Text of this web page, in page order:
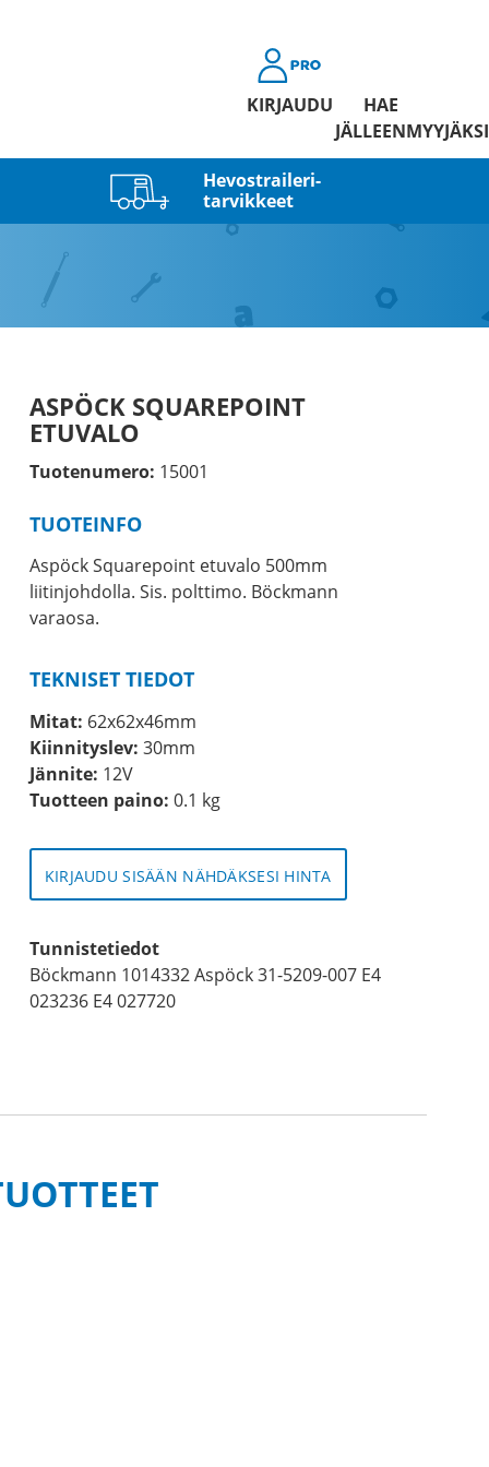
KIRJAUDU
HAE
JÄLLEENMYYJÄKSI
Hevostraileri­
tarvikkeet
ASPÖCK SQUAREPOINT
ETUVALO
Tuotenumero: 15001
TUOTEINFO
Aspöck Squarepoint etuvalo 500mm
liitinjohdolla. Sis. polttimo. Böckmann
varaosa.
TEKNISET TIEDOT
Mitat: 62x62x46mm
Kiinnityslev: 30mm
Jännite: 12V
Tuotteen paino: 0.1 kg
KIRJAUDU SISÄÄN NÄHDÄKSESI HINTA
Tunnistetiedot
Böckmann 1014332 Aspöck 31-5209-007 E4
023236 E4 027720